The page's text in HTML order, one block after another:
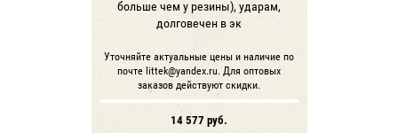
больше чем у резины), ударам,
долговечен в эк
Уточняйте актуальные цены и наличие по
почте littek@yandex.ru. Для оптовых
заказов действуют скидки.
14 577 руб.